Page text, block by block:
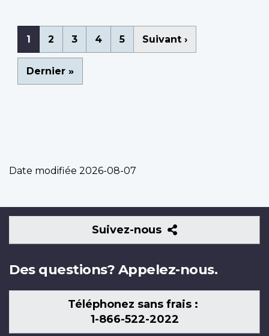
Pagination
Page
courante
1 Page
2 Page
3 Page
4 Page
5
Page
suivante
Suivant ›
Dernière
page
Dernier »
Date modifiée 2026-08-07
Suivez-nous
Suivez-
nous
Des questions? Appelez-nous.
Téléphonez sans frais :
1-866-522-2022